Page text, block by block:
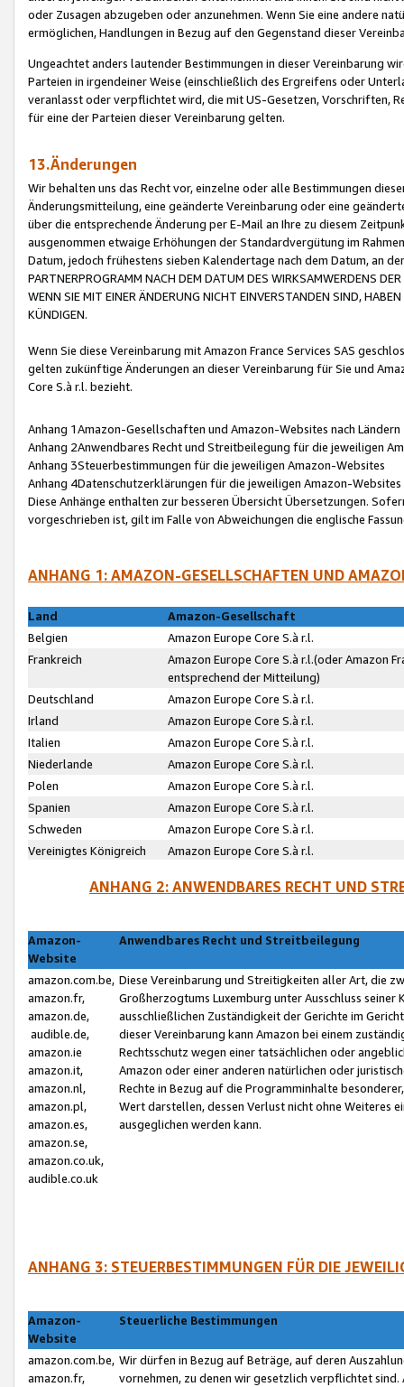
oder Zusagen abzugeben oder anzunehmen. Wenn Sie eine andere
ermöglichen, Handlungen in Bezug auf den Gegenstand dieser
Ungeachtet anders lautender Bestimmungen in dieser Vereinbarung
Parteien in irgendeiner Weise (einschließlich des Ergreifens oder
veranlasst oder verpflichtet wird, die mit US-Gesetzen, Vorschriften,
für eine der Parteien dieser Vereinbarung gelten.
13.Änderungen
Wir behalten uns das Recht vor, einzelne oder alle Bestimmungen
Änderungsmitteilung, eine geänderte Vereinbarung oder eine
über die entsprechende Änderung per E-Mail an Ihre zu diesem
ausgenommen etwaige Erhöhungen der Standardvergütung im
Datum, jedoch frühestens sieben Kalendertage nach dem Datum, an
PARTNERPROGRAMM NACH DEM DATUM DES WIRKSAMWERDENS
WENN SIE MIT EINER ÄNDERUNG NICHT EINVERSTANDEN SIND,
KÜNDIGEN.
Wenn Sie diese Vereinbarung mit Amazon France Services SAS
gelten zukünftige Änderungen an dieser Vereinbarung für Sie und
Core S.à r.l. bezieht.
Anhang 1Amazon-Gesellschaften und Amazon-Websites nach Ländern
Anhang 2Anwendbares Recht und Streitbeilegung für die jeweiligen
Anhang 3Steuerbestimmungen für die jeweiligen Amazon-Websites
Anhang 4Datenschutzerklärungen für die jeweiligen Amazon-Websites
Diese Anhänge enthalten zur besseren Übersicht Übersetzungen.
vorgeschrieben ist, gilt im Falle von Abweichungen die englische
ANHANG 1: AMAZON-GESELLSCHAFTEN UND
Land
Amazon-Gesellschaft
Belgien
Amazon Europe Core S.à r.l.
Frankreich
Amazon Europe Core S.à r.l.(oder Amazon
entsprechend der Mitteilung)
Deutschland
Amazon Europe Core S.à r.l.
Irland
Amazon Europe Core S.à r.l.
Italien
Amazon Europe Core S.à r.l.
Niederlande
Amazon Europe Core S.à r.l.
Polen
Amazon Europe Core S.à r.l.
Spanien
Amazon Europe Core S.à r.l.
Schweden
Amazon Europe Core S.à r.l.
Vereinigtes Königreich
Amazon Europe Core S.à r.l.
ANHANG 2: ANWENDBARES RECHT UND
Amazon-
Website
Anwendbares Recht und Streitbeilegung
amazon.com.be,
amazon.fr,
amazon.de,
audible.de,
amazon.ie
amazon.it,
amazon.nl,
amazon.pl,
amazon.es,
amazon.se,
amazon.co.uk,
audible.co.uk
Diese Vereinbarung und Streitigkeiten aller Art, die
Großherzogtums Luxemburg unter Ausschluss
ausschließlichen Zuständigkeit der Gerichte im
dieser Vereinbarung kann Amazon bei einem
Rechtsschutz wegen einer tatsächlichen oder
Amazon oder einer anderen natürlichen oder
Rechte in Bezug auf die Programminhalte
Wert darstellen, dessen Verlust nicht ohne Weiteres
ausgeglichen werden kann.
ANHANG 3: STEUERBESTIMMUNGEN FÜR DIE
Amazon-
Website
Steuerliche Bestimmungen
amazon.com.be,
amazon.fr,
Wir dürfen in Bezug auf Beträge, auf deren
vornehmen, zu denen wir gesetzlich verpflichtet